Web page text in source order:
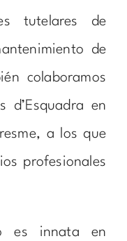
tutelares de
de
colaboramos
d’Esquadra en
a los que
profesionales
es innata en